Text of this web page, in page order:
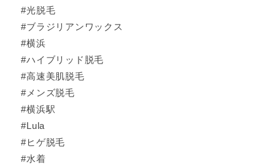
#光脱毛
#ブラジリアンワックス
#横浜
#ハイブリッド脱毛
#高速美肌脱毛
#メンズ脱毛
#横浜駅
#Lula
#ヒゲ脱毛
#水着